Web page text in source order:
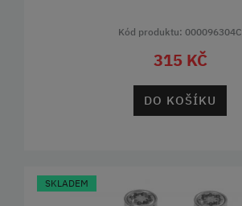
Kód produktu: 000096304C
315 KČ
DO KOŠÍKU
SKLADEM